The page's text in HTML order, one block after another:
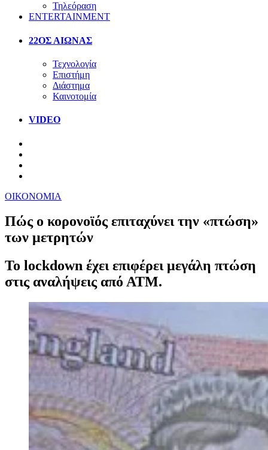
Τηλεόραση
ENTERTAINMENT
22ΟΣ ΑΙΩΝΑΣ
Τεχνολογία
Επιστήμη
Διάστημα
Καινοτομία
VIDEO
ΟΙΚΟΝΟΜΙΑ
Πώς ο κορονοϊός επιταχύνει την «πτώση»
των μετρητών
Το lockdown έχει επιφέρει μεγάλη πτώση
στις αναλήψεις από ΑΤΜ.